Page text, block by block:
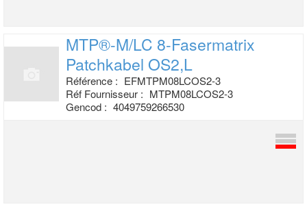
MTP®-M/LC 8-Fasermatrix
Patchkabel OS2,L
Référence : EFMTPM08LCOS2-3
Réf Fournisseur : MTPM08LCOS2-3
Gencod : 4049759266530